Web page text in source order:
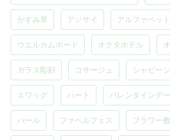
かすみ草 アジサイ アルファベット
ウエルカムボード オクタホテル
ガラス彫刻 コサージュ シャビー
スワッグ ハート バレンタインデー
パール ファベルフェス フラワー